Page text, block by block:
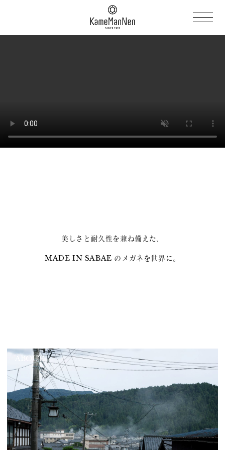
美しさと耐久性を兼ね備えた、
MADE IN SABAE のメガネを世界に。
ABOUT